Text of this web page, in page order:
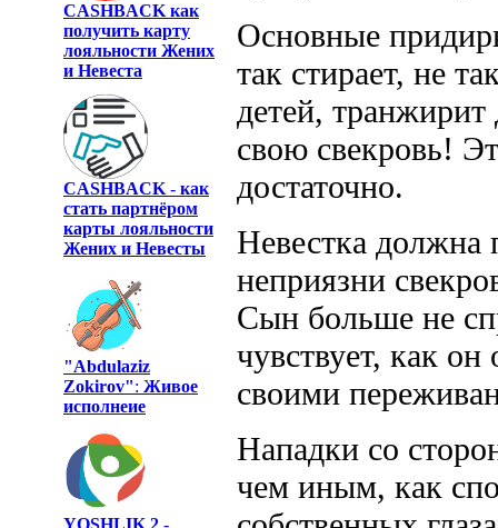
CASHBACK как
получить карту
лояльности Жених
и Невеста
CASHBACK- как
стать партнёром
карты лояльности
Жених и Невесты
"Abdulaziz
Zokirov": Живое
исполнеие
Основные
так стирает, не
детей,
свою свекровь!
достаточно.
Невестка должна
неприязни
Сын больше не
чувствует, как он
своими
Нападки со
чем иным, как